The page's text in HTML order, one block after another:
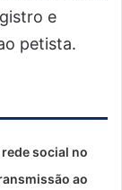
e
petista.
social no
ao